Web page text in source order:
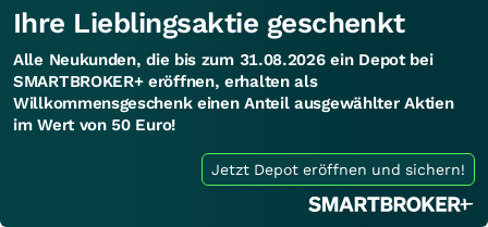
Ihre Lieblingsaktie geschenkt
Alle Neukunden, die bis zum 31.08.2026 ein Depot bei
SMARTBROKER+ eröffnen, erhalten als
Willkommensgeschenk einen Anteil ausgewählter Aktien
im Wert von 50 Euro!
Jetzt Depot eröffnen und sichern!